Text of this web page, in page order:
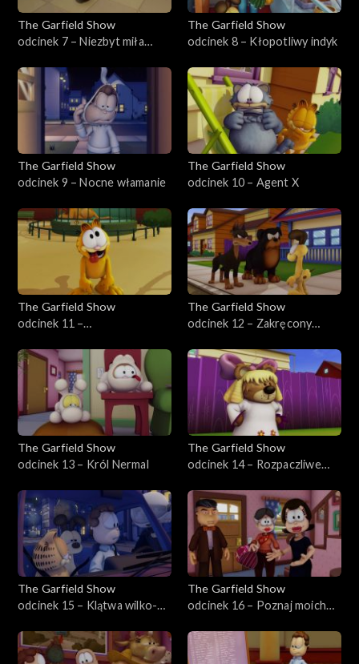
The Garfield Show
odcinek 7 – Niezbyt miła
The Garfield Show
odcinek 8 – Kłopotliwy indyk
The Garfield Show
odcinek 9 – Nocne włamanie
The Garfield Show
odcinek 10 – Agent X
The Garfield Show
odcinek 11 –
The Garfield Show
odcinek 12 – Zakręcony
The Garfield Show
odcinek 13 – Król Nermal
The Garfield Show
odcinek 14 – Rozpaczliwe
The Garfield Show
odcinek 15 – Klątwa wilko-
The Garfield Show
odcinek 16 – Poznaj moich